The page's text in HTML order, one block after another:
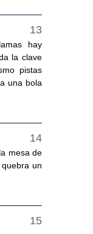
hay
la clave
pistas
una bola
mesa de
un